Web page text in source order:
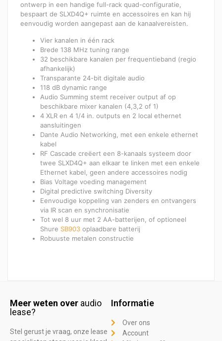
ontwerp in een handige full-rack quad-configuratie,
bespaart de SLXD4Q+ ruimte en accessoires en kan hij
eenvoudig worden aangepast aan de kanaalvereisten.
Vier kanalen in één rack
Brede 138 MHz tuning range
32 beschikbare kanalen per frequentieband (regio
afhankelijk)
Transparante 24-bit digitale audio
118 dB dynamic range
Audio Summing stemt receiver output af op
beschikbare mixer kanalen (4,3,2 of 1)
4 XLR en 4 1/4 in. outputs en 2 local ethernet
aansluitingen
Dante Audio Networking, met een enkele ethernet
kabel
RF Cascade creëert een 8-kanaals systeem door
twee SLXD4Q+ aan elkaar te linken met een enkele
Ethernet kabel, geen andere accessoires nodig
Bias Voltage voeding management
Digital predictive switching Diversity
Eenvoudige koppeling van zenders en ontvangers
via IR scan en synchronisatie
Tot wel 8 uur met 2 AA-batterijen, of optioneel
Shure SB903 oplaadbare batterij
Robuuste metalen constructie
Meer weten over audio
lease?
Stel gerust je vraag, onze lease
Informatie
Over ons
Account